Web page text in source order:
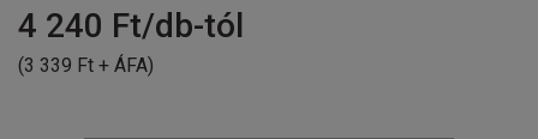
4 240 Ft/db-tól
(3 339 Ft + ÁFA)